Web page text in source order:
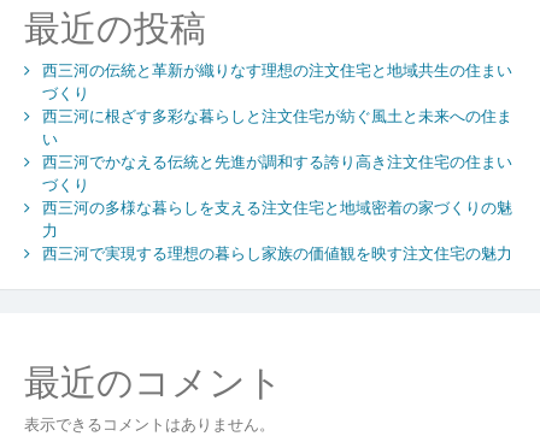
で
か
な
る
想
の
地
適
な
暮
最近の投稿
西三河の伝統と革新が織りなす理想の注文住宅と地域共生の住まい
づくり
西三河に根ざす多彩な暮らしと注文住宅が紡ぐ風土と未来への住ま
い
西三河でかなえる伝統と先進が調和する誇り高き注文住宅の住まい
づくり
西三河の多様な暮らしを支える注文住宅と地域密着の家づくりの魅
力
西三河で実現する理想の暮らし家族の価値観を映す注文住宅の魅力
最近のコメント
表示できるコメントはありません。